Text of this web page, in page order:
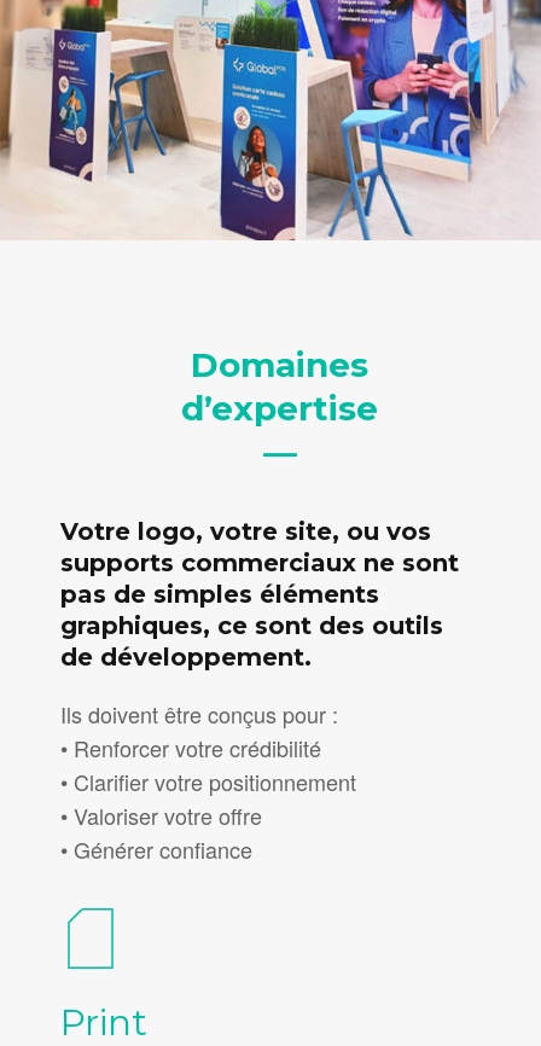
Domaines
d’expertise
—
Votre logo, votre site, ou vos
supports commerciaux ne sont
pas de simples éléments
graphiques, ce sont des outils
de développement.
Ils doivent être conçus pour :
• Renforcer votre crédibilité
• Clarifier votre positionnement
• Valoriser votre offre
• Générer confiance
Print